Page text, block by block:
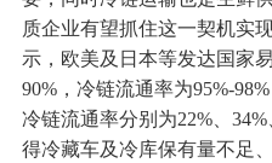
质企业有望抓住这一契机实
示，欧美及日本等发达国家
90%，冷链流通率为95%-
冷链流通率分别为22%、
得冷藏车及冷库保有量不足